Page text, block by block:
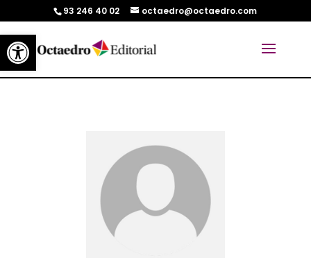
Abrir barra de herramientas
93 246 40 02 octaedro@octaedro.com